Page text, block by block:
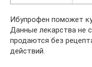
Ибупрофен поможет
Данные лекарства не
продаются без
действий.